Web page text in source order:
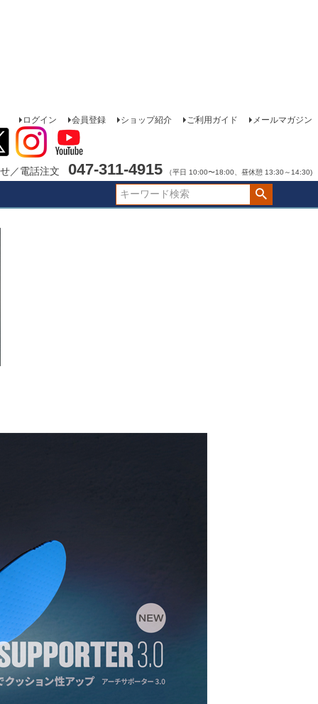
ログイン 会員登録 ショップ紹介 ご利用ガイド メールマガジン
／電話注文 047-311-4915 （平日 10:00〜18:00、昼休憩 13:30～14:30)